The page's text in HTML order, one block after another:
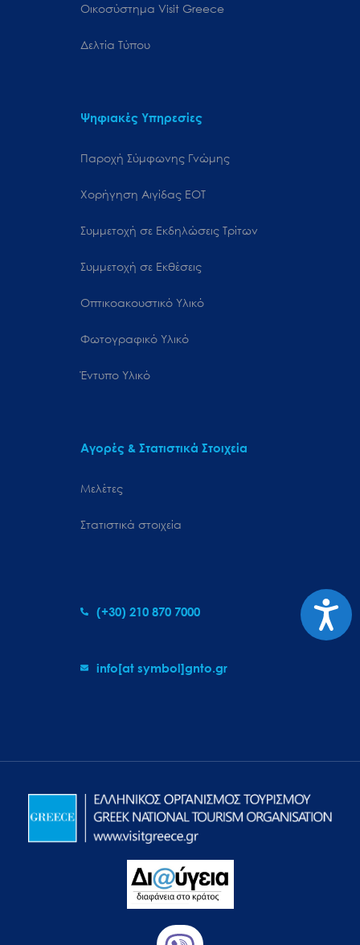
Oικοσύστημα Visit Greece
Δελτία Τύπου
Ψηφιακές Υπηρεσίες
Παροχή Σύμφωνης Γνώμης
Χορήγηση Αιγίδας ΕΟΤ
Συμμετοχή σε Εκδηλώσεις Τρίτων
Συμμετοχή σε Εκθέσεις
Οπτικοακουστικό Υλικό
Φωτογραφικό Υλικό
Έντυπο Υλικό
Αγορές & Στατιστικά Στοιχεία
Μελέτες
Στατιστικά στοιχεία
(+30) 210 870 7000
info[at symbol]gnto.gr